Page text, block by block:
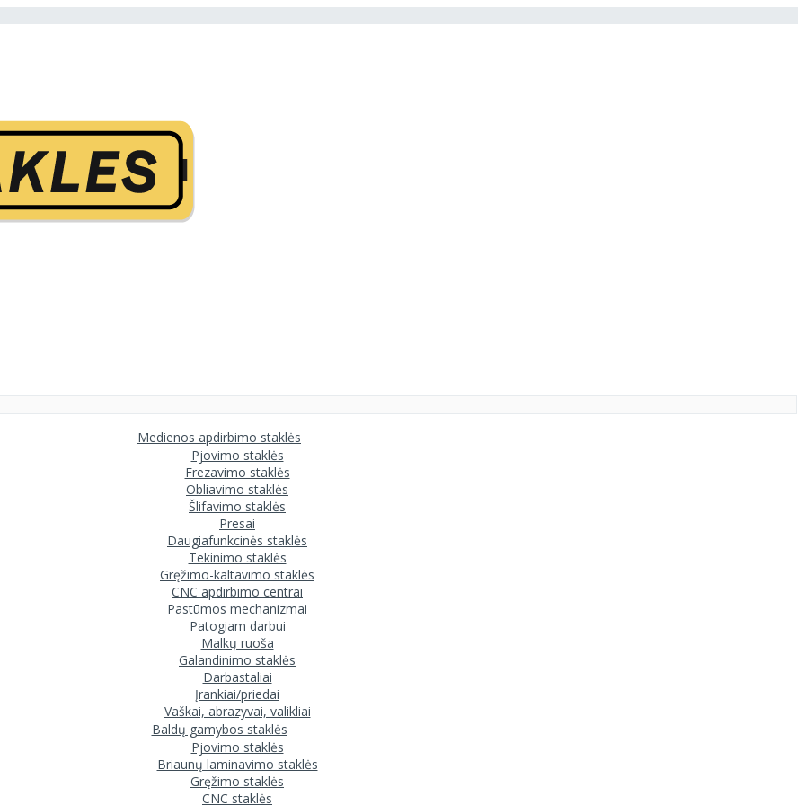
Medienos apdirbimo staklės
Pjovimo staklės
Frezavimo staklės
Obliavimo staklės
Šlifavimo staklės
Presai
Daugiafunkcinės staklės
Tekinimo staklės
Gręžimo-kaltavimo staklės
CNC apdirbimo centrai
Pastūmos mechanizmai
Patogiam darbui
Malkų ruoša
Galandinimo staklės
Darbastaliai
Įrankiai/priedai
Vaškai, abrazyvai, valikliai
Baldų gamybos staklės
Pjovimo staklės
Briaunų laminavimo staklės
Gręžimo staklės
CNC staklės